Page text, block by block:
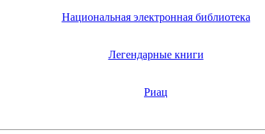
Национальная электронная библиотека
Легендарные книги
Риац